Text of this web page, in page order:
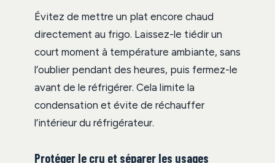
Évitez de mettre un plat encore chaud
directement au frigo. Laissez-le tiédir un
court moment à température ambiante, sans
l’oublier pendant des heures, puis fermez-le
avant de le réfrigérer. Cela limite la
condensation et évite de réchauffer
l’intérieur du réfrigérateur.
Protéger le cru et séparer les usages